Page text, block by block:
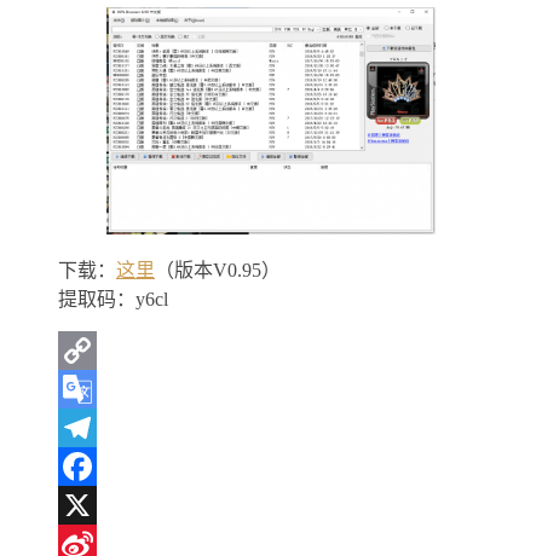
下载： 这里 （版本V0.95）
提取码：y6cl
Copy
Link
Google
Translate
Telegram
Facebook
X